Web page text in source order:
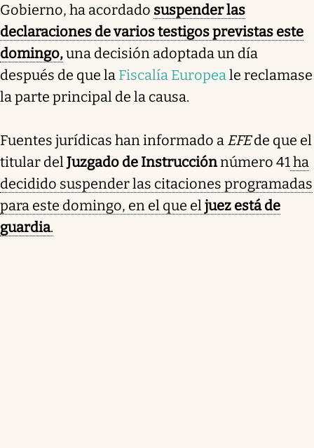
Gobierno, ha acordado suspender las
declaraciones de varios testigos previstas este
domingo,una decisión adoptada un día
después de que la Fiscalía Europeale reclamase
la parte principal de la causa.
Fuentes jurídicas han informado a EFEde que el
titular delJuzgado de Instrucciónnúmero 41ha
decidido suspender las citaciones programadas
para este domingo, en el que eljuez está de
guardia.